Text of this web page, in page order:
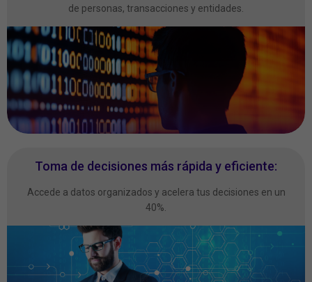
de personas, transacciones y entidades.
Toma de decisiones más rápida y eficiente:
Accede a datos organizados y acelera tus decisiones en un
40%.